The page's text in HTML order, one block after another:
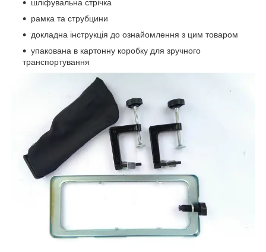
шліфувальна стрічка
рамка та струбцини
докладна інструкція до ознайомлення з цим товаром
упакована в картонну коробку для зручного
транспортування